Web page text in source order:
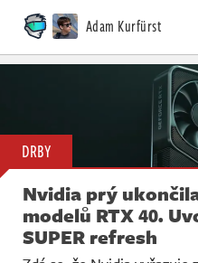
Adam Kurfürst
DRBY
Nvidia prý
modelů RTX 40.
SUPER refresh